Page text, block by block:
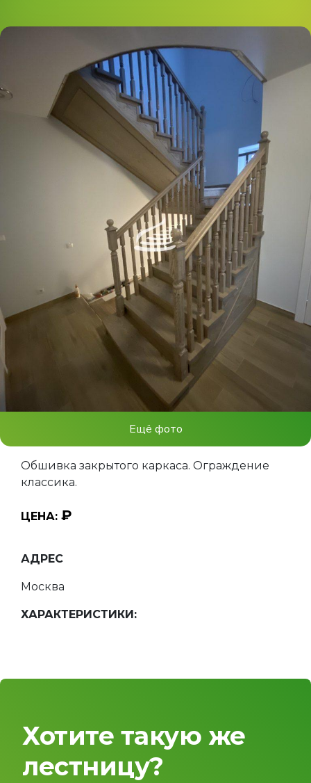
Ещё фото
Обшивка закрытого каркаса. Ограждение
классика.
ЦЕНА: ₽
АДРЕС
Москва
ХАРАКТЕРИСТИКИ:
Хотите такую же
лестницу?